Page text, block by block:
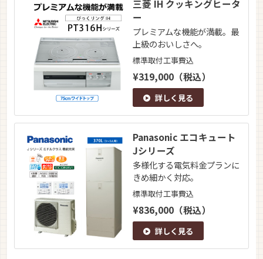
三菱 IH クッキングヒータ
ー
プレミアムな機能が満載。最
上級のおいしさへ。
標準取付工事費込
¥319,000（税込）
詳しく見る
Panasonic エコキュート
Jシリーズ
多様化する電気料金プランに
きめ細かく対応。
標準取付工事費込
¥836,000（税込）
詳しく見る